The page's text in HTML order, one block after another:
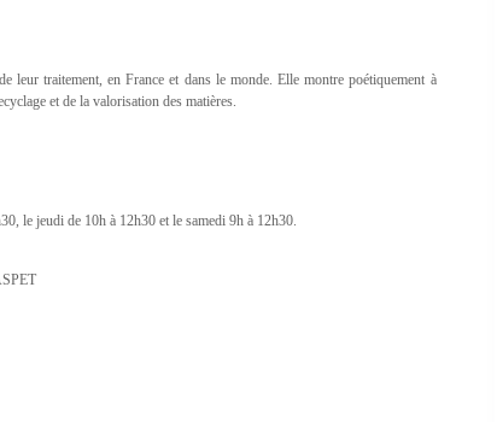
leur traitement, en France et dans le monde. Elle montre poétiquement à
et de la valorisation des matières.
le jeudi de 10h à 12h30 et le samedi 9h à 12h30.